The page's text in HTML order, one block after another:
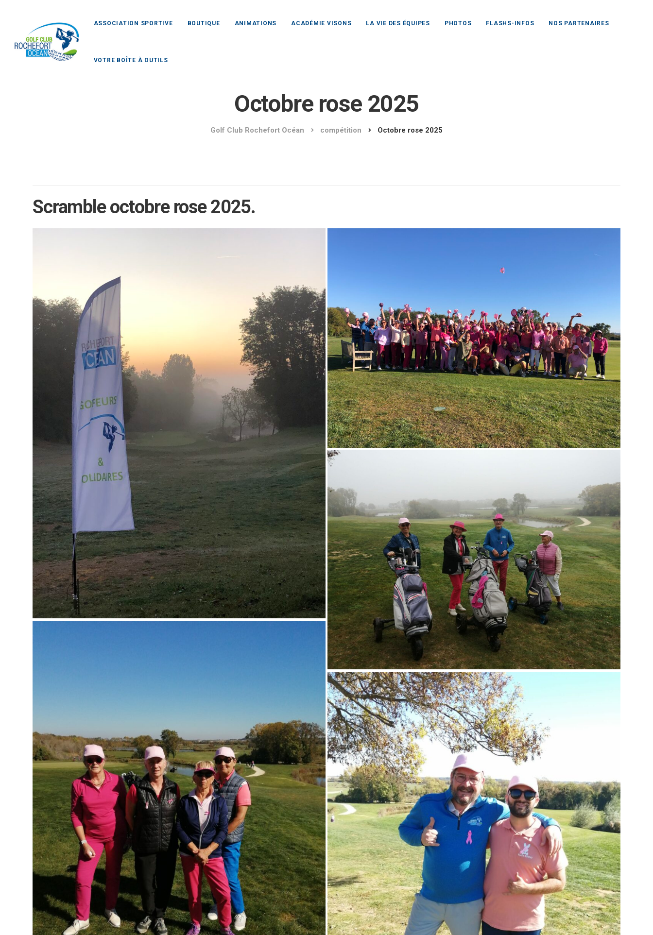
ASSOCIATION SPORTIVE BOUTIQUE ANIMATIONS ACADÉMIE VISONS LA VIE DES ÉQUIPES PHOTOS FLASHS-INFOS NOS PARTENAIRES
VOTRE BOÎTE À OUTILS
Octobre rose 2025
Golf Club Rochefort Océan compétition Octobre rose 2025
Scramble octobre rose 2025.